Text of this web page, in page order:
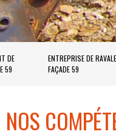
DE
59
ENTREPRISE DE
FAÇADE 59
NOS